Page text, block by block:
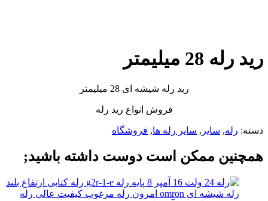
رید رله 28 میلیمتر
رید رله شیشه ای 28 میلیمتر
فروش انواع رید رله
دسته: رله, سایر , سایر رله ها, فروشگاه
همچنین ممکن است دوست داشته باشید;